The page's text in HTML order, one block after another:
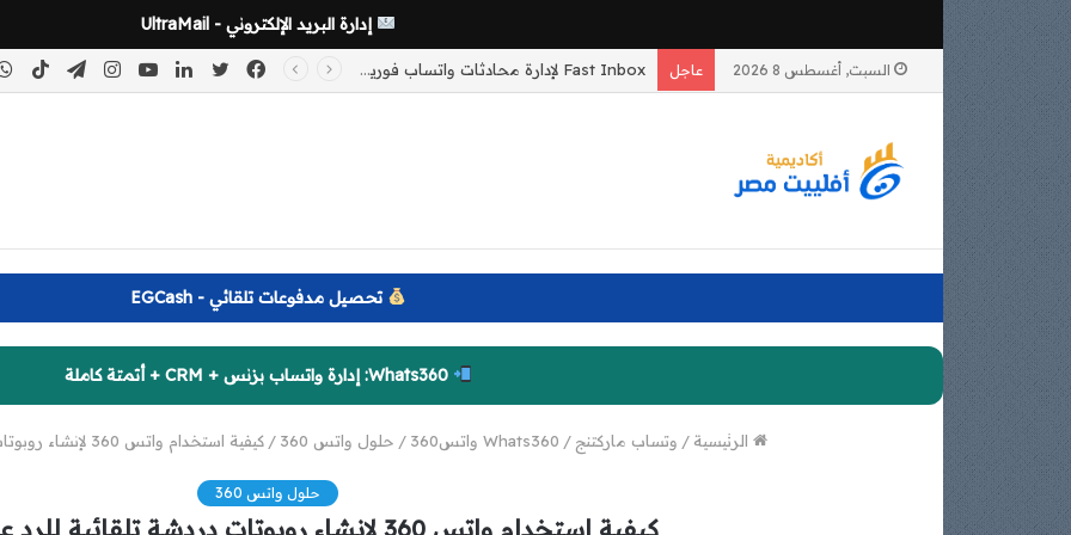
إدارة البريد الإلكتروني - UltraMail
السبت, أغسطس 8 2026 عاجل كيف تبدأ مشروع أتمتة واتساب للشركات وتحقق دخلاً شهرياً متكرراً من خدمات CRM والبوتات؟ تيلقرامانستقراميوتيوبلينكدإن تويتر
فيسبوك
تحصيل مدفوعات تلقائي - EGCash
Whats360: إدارة واتساب بزنس + CRM + أتمتة كاملة
الرئيسية / وتساب ماركتنج / Whats360 واتس360 / حلول واتس 360 / كيفية استخدام واتس 360 لإنشاء روبوتات دردشة تلقائية للرد على العملاء”
حلول واتس 360
كيفية استخدام واتس 360 لإنشاء روبوتات دردشة تلقائية للرد على العملاء”